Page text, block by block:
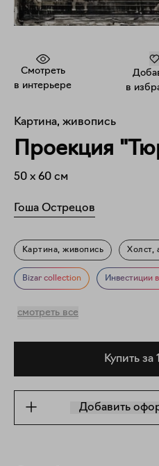
Смотреть
в интерьере
в
Картина, живопись
Проекция
50 x 60 см
Гоша Острецов
Картина, живопись Холст,
Дерево, смешанная техника
Bizar collection Инвестиции
смотреть все
Купить
Добавить